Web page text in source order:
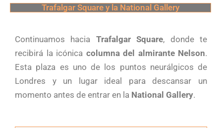
Trafalgar Square y la National Gallery
Continuamos hacia Trafalgar Square, donde te
recibirá la icónica columna del almirante Nelson.
Esta plaza es uno de los puntos neurálgicos de
Londres y un lugar ideal para descansar un
momento antes de entrar en la National Gallery.